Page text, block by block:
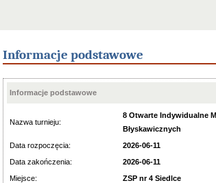
Informacje podstawowe
Informacje podstawowe
Nazwa turnieju:
8 Otwarte Indywidualne
Błyskawicznych
Data rozpoczęcia:
2026-06-11
Data zakończenia:
2026-06-11
Miejsce:
ZSP nr 4 Siedlce